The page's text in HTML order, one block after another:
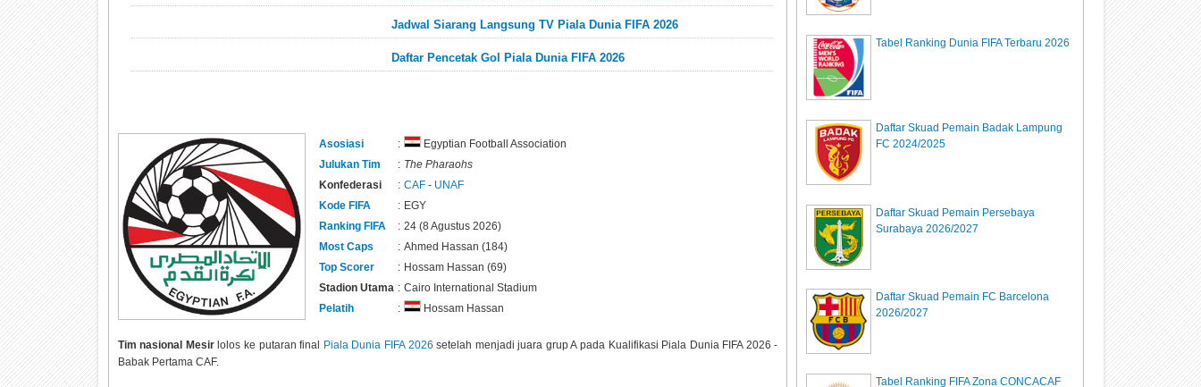
Jadwal Siarang Langsung TV Piala Dunia FIFA 2026
Daftar Pencetak Gol Piala Dunia FIFA 2026
Asosiasi :
Egyptian Football Association
Julukan Tim
: The Pharaohs
Konfederasi
: CAF- UNAF
Kode FIFA
: EGY
Ranking FIFA
: 24 (8 Agustus 2026)
Most Caps
: Ahmed Hassan (184)
Top Scorer
: Hossam Hassan (69)
Stadion Utama : Cairo International Stadium
Pelatih
: Hossam Hassan
Tim nasional Mesirlolos ke putaran final Piala Dunia FIFA 2026 setelah menjadi juara grup A pada Kualifikasi Piala Dunia FIFA 2026 -
Babak Pertama CAF.
Tabel Ranking Dunia FIFA Terbaru 2026
Daftar Skuad Pemain Badak Lampung
FC 2024/2025
Daftar Skuad Pemain Persebaya
Surabaya 2026/2027
Daftar Skuad Pemain FC Barcelona
2026/2027
Tabel Ranking FIFA Zona CONCACAF